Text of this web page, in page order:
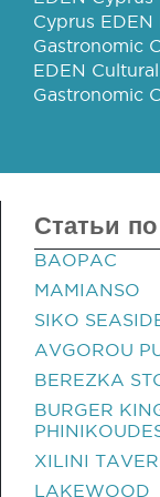
Cyprus EDEN
Gastronomic
EDEN
Gastronomic
Статьи
BAOPAC
MAMIANSO
SIKO
AVGOROU
BEREZKA
BURGER
XILINI
LAKEWOOD